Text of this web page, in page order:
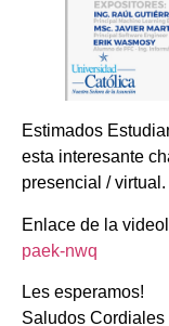
Estimados
esta interesante
presencial / virtual.
Enlace de la
paek-nwq
Les esperamos!
Saludos Cordiales